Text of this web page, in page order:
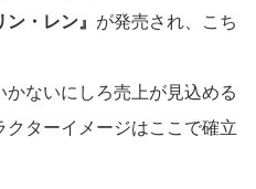
・レン』 が発売され、こち
ないにしろ売上が見込める
ターイメージはここで確立